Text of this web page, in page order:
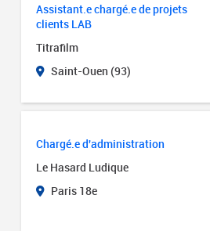
Assistant.e chargé.e de projets
clients LAB
Titrafilm
Saint-Ouen (93)
Chargé.e d'administration
Le Hasard Ludique
Paris 18e